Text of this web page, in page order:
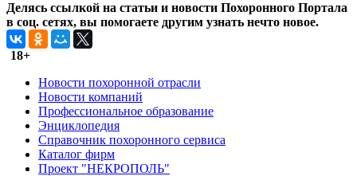
Делясь ссылкой на статьи и новости Похоронного Портала
в соц. сетях, вы помогаете другим узнать нечто новое.
18+
Новости похоронной отрасли
Новости компаний
Профессиональное образование
Энциклопедия
Справочник похоронного сервиса
Каталог фирм
Проект "НЕКРОПОЛЬ"